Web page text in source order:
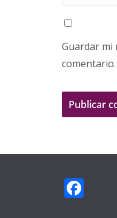
Guardar mi
comentario.